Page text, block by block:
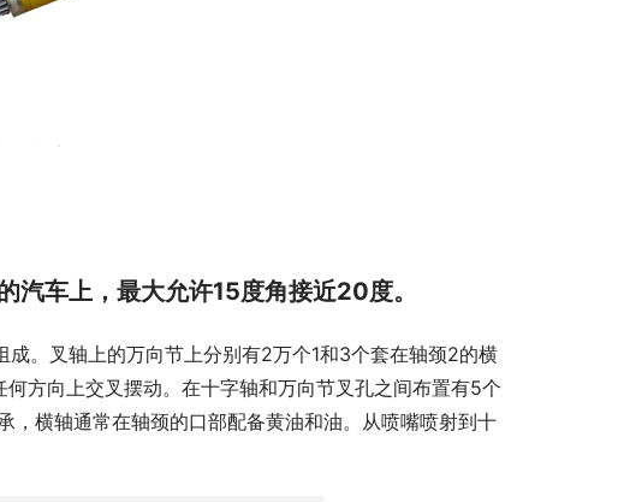
汽车上，最大允许15度角接近20度。
。叉轴上的万向节上分别有2万个1和3个套在轴颈2的横
方向上交叉摆动。在十字轴和万向节叉孔之间布置有5个
，横轴通常在轴颈的口部配备黄油和油。从喷嘴喷射到十